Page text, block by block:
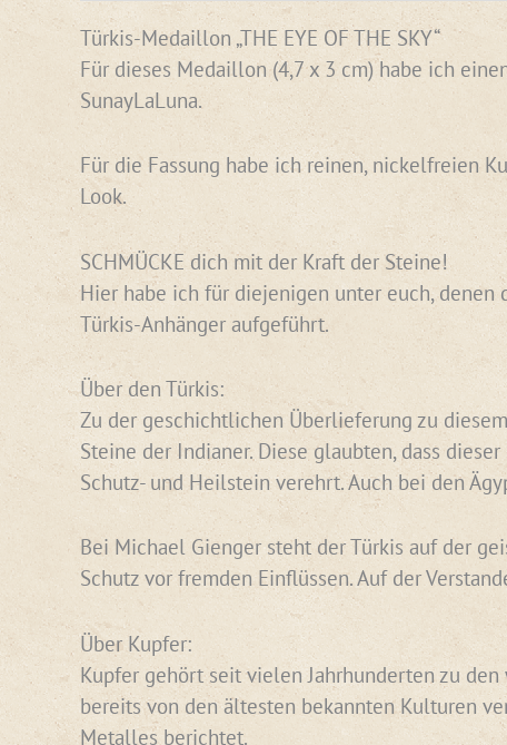
Türkis-Medaillon „THE EYE OF THE SKY“
Für dieses Medaillon (4,7 x 3 cm) habe ich
SunayLaLuna.
Für die Fassung habe ich reinen, nickelfreien
Look.
SCHMÜCKE dich mit der Kraft der Steine!
Hier habe ich für diejenigen unter euch,
Türkis-Anhänger aufgeführt.
Über den Türkis:
Zu der geschichtlichen Überlieferung zu
Steine der Indianer. Diese glaubten, dass
Schutz- und Heilstein verehrt. Auch bei den
Bei Michael Gienger steht der Türkis auf der
Schutz vor fremden Einflüssen. Auf der
Über Kupfer:
Kupfer gehört seit vielen Jahrhunderten zu
bereits von den ältesten bekannten Kulturen
Metalles berichtet.